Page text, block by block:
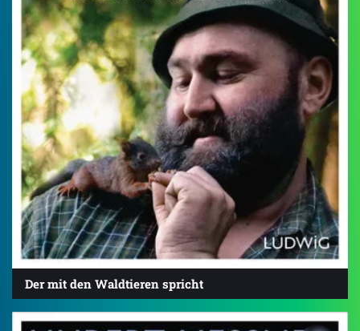
Der mit den Waldtieren spricht